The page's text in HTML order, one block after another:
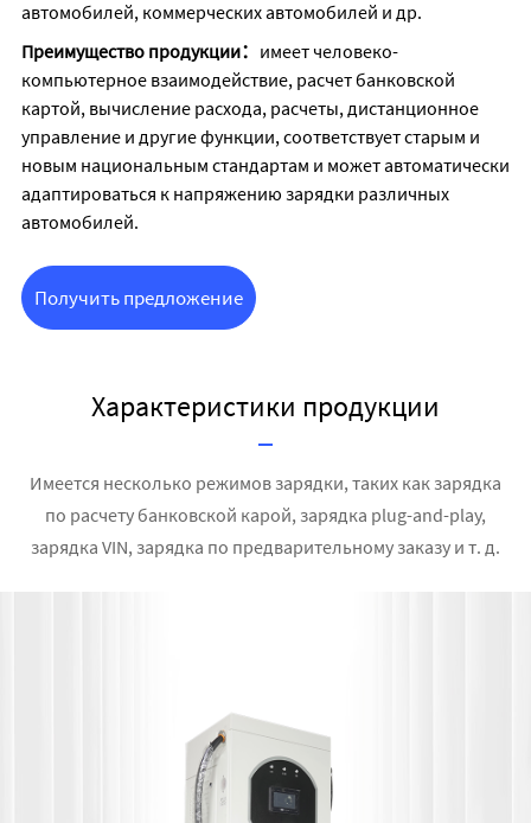
автомобилей, коммерческих автомобилей и др.
Преимущество продукции： имеет человеко-
компьютерное взаимодействие, расчет банковской
картой, вычисление расхода, расчеты, дистанционное
управление и другие функции, соответствует старым и
новым национальным стандартам и может автоматически
адаптироваться к напряжению зарядки различных
автомобилей.
Получить предложение
Характеристики продукции
Имеется несколько режимов зарядки, таких как зарядка
по расчету банковской карой, зарядка plug-and-play,
зарядка VIN, зарядка по предварительному заказу и т. д.